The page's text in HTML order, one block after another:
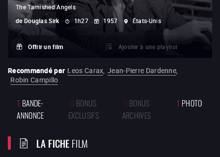
The Tarnished Angels
de Douglas Sirk 1h27 1957 États-Unis
Offrir un film Ajouter à une playlist
Recommandé par Leos Carax, Jean-Pierre Dardenne,
Robin Campillo
1 BANDE-
ANNONCE
0 BONUS
EXCLUSIFS
0 BONUS
ARCHIVES
1 PHOTO
LA FICHEFILM